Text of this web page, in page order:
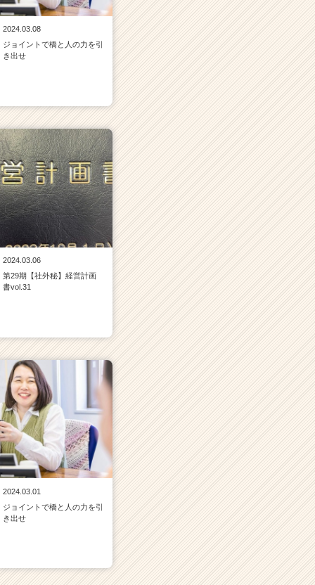
2024.03.08
ジョイントで橋と人の力を引
き出せ
2024.03.06
第29期【社外秘】経営計画
書vol.31
2024.03.01
ジョイントで橋と人の力を引
き出せ